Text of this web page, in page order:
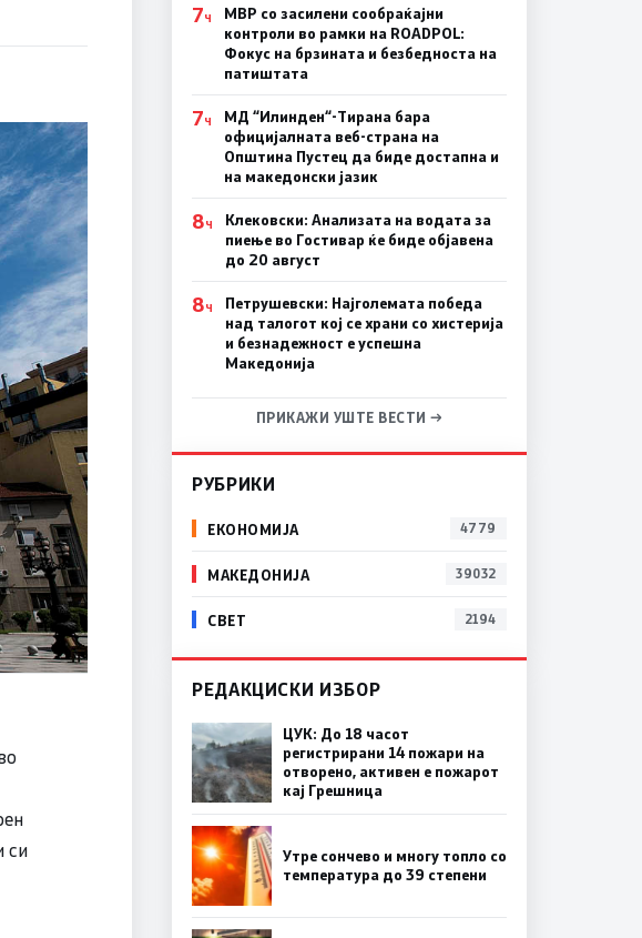
си
7Ч
МВР со засилени сообраќајни
контроли во рамки на ROADPOL:
Фокус на брзината и безбедноста на
патиштата
7Ч
МД “Илинден“-Тирана бара
официјалната веб-страна на
Општина Пустец да биде достапна и
на македонски јазик
8Ч
Клековски: Анализата на водата за
пиење во Гостивар ќе биде објавена
до 20 август
8Ч
Петрушевски: Најголемата победа
над талогот кој се храни со хистерија
и безнадежност е успешна
Македонија
ПРИКАЖИ УШТЕ ВЕСТИ →
РУБРИКИ
ЕКОНОМИЈА 4779
МАКЕДОНИЈА 39032
СВЕТ 2194
РЕДАКЦИСКИ ИЗБОР
ЦУК: До 18 часот
регистрирани 14 пожари на
отворено, активен е пожарот
кај Грешница
Утре сончево и многу топло со
температура до 39 степени